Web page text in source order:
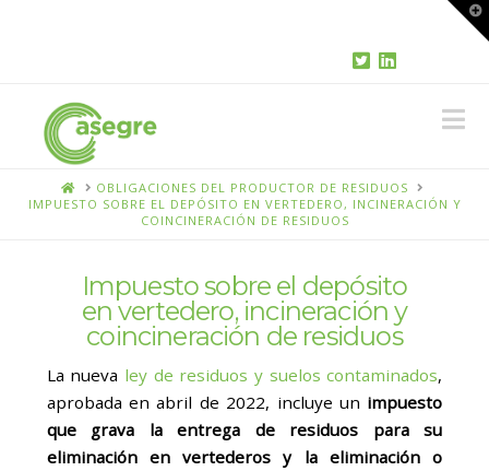
HOMEOBLIGACIONES DEL PRODUCTOR DE RESIDUOS
IMPUESTO SOBRE EL DEPÓSITO EN VERTEDERO, INCINERACIÓN Y
COINCINERACIÓN DE RESIDUOS
Impuesto sobre el depósito
en vertedero, incineración y
coincineración de residuos
La nueva ley de residuos y suelos contaminados,
aprobada en abril de 2022, incluye un impuesto
que grava la entrega de residuos para su
eliminación en vertederos y la eliminación o